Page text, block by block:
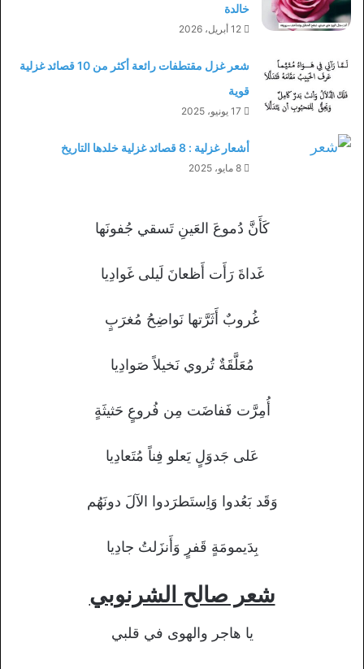
خالدة
12 أبريل، 2026
شعر غزل مقتطفات رائعة أكثر من 10 قصائد غزلية
قوية
17 يونيو، 2025
أشعار غزلية : 8 قصائد غزلية خلدها التاريخ
8 مايو، 2025
كَأَنَّ دُموعَ العَينِ تَسقي جُفونَها
غَداةَ رَأَت أَظعانَ لَيلى غَوادِيا
غُروبٌ أَثَرَّتها نَواضِحُ مُغرَبٍ
مُعَلَّقَةٌ تُروي نَخيلاً صَوادِيا
أُمِرَّت فَفاضَت مِن فُروعٍ حَثيثَةٍ
عَلى جَدوَلٍ يَعلو فِناً مُتَعادِيا
وَقَد بَعُدوا وَاِستَطرَدوا الآلَ دونَهُم
بِدَيمومَةٍ قَفرٍ وَأَنزَلتُ جادِيا
شعر صالح الشرنوبي
يا هاجر والهوى في قلبي